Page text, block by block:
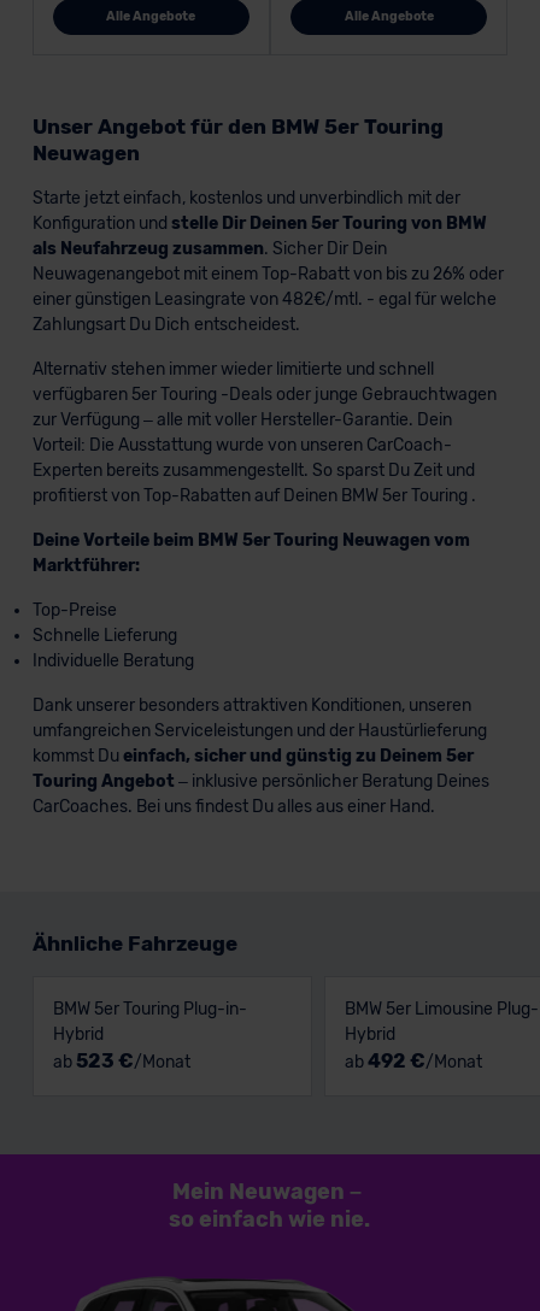
Alle Angebote Alle Angebote
Unser Angebot für den BMW 5er Touring
Neuwagen
Starte jetzt einfach, kostenlos und unverbindlich mit der
Konfiguration und stelle Dir Deinen 5er Touring von BMW
als Neufahrzeug zusammen. Sicher Dir Dein
Neuwagenangebot mit einem Top-Rabatt von bis zu 26% oder
einer günstigen Leasingrate von 482€/mtl. - egal für welche
Zahlungsart Du Dich entscheidest.
Alternativ stehen immer wieder limitierte und schnell
verfügbaren 5er Touring -Deals oder junge Gebrauchtwagen
zur Verfügung – alle mit voller Hersteller-Garantie. Dein
Vorteil: Die Ausstattung wurde von unseren CarCoach-
Experten bereits zusammengestellt. So sparst Du Zeit und
profitierst von Top-Rabatten auf Deinen BMW 5er Touring .
Deine Vorteile beim BMW 5er Touring Neuwagen vom
Marktführer:
Top-Preise
Schnelle Lieferung
Individuelle Beratung
Dank unserer besonders attraktiven Konditionen, unseren
umfangreichen Serviceleistungen und der Haustürlieferung
kommst Du einfach, sicher und günstig zu Deinem 5er
Touring Angebot – inklusive persönlicher Beratung Deines
CarCoaches. Bei uns findest Du alles aus einer Hand.
Ähnliche Fahrzeuge
BMW 5er Touring Plug-in-
Hybrid
ab 523 €/Monat
BMW 5er Limousine
Hybrid
ab492 €/Monat
Mein Neuwagen –
so einfach wie nie.